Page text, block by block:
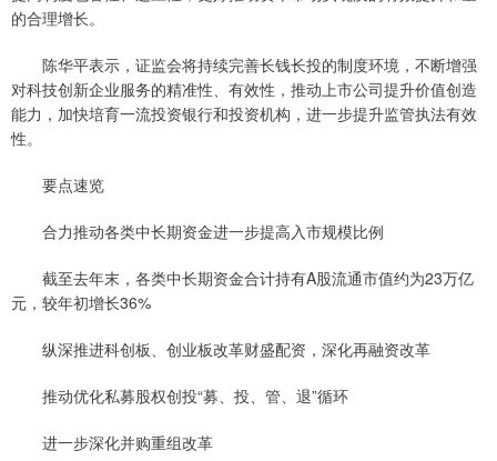
的合理增长。
陈华平表示，证监会将持续完善长钱长投的制度环境，不断增强
对科技创新企业服务的精准性、有效性，推动上市公司提升价值创造
能力，加快培育一流投资银行和投资机构，进一步提升监管执法有效
性。
要点速览
合力推动各类中长期资金进一步提高入市规模比例
截至去年末，各类中长期资金合计持有A股流通市值约为23万亿
元，较年初增长36%
纵深推进科创板、创业板改革财盛配资，深化再融资改革
推动优化私募股权创投“募、投、管、退”循环
进一步深化并购重组改革